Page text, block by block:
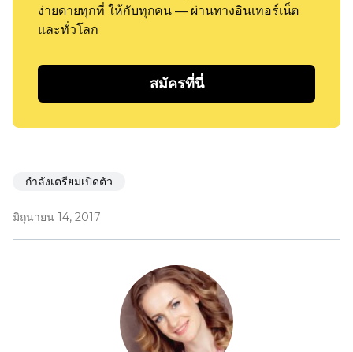
ง่ายดายทุกที่ ให้กับทุกคน — ผ่านทางอินเทอร์เน็ต
และทั่วโลก
สมัครที่นี่
กำลังเตรียมเปิดตัว
มิถุนายน 14, 2017